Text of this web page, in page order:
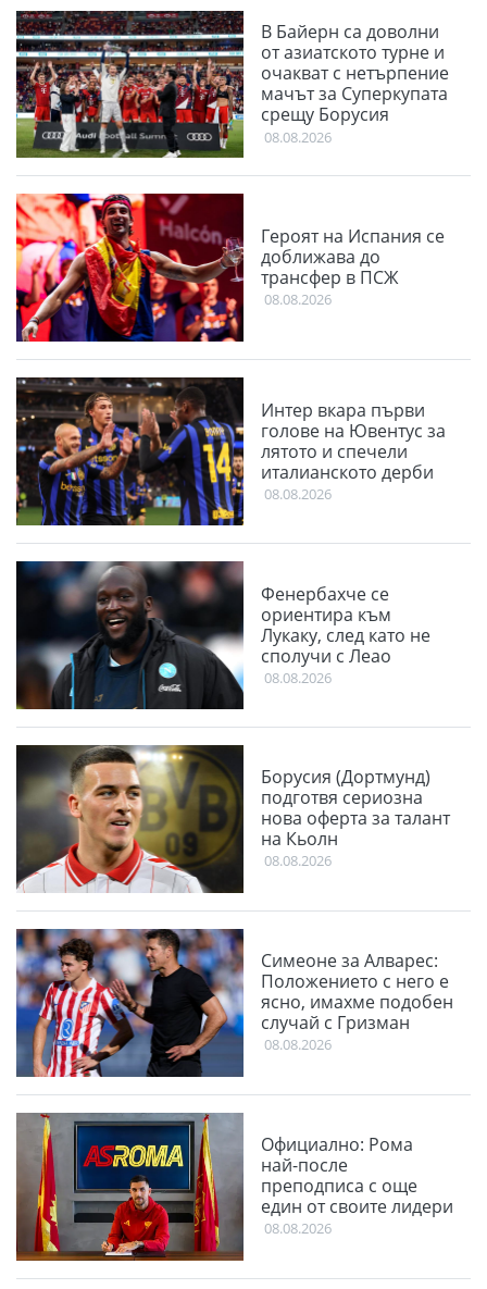
В Байерн са доволни
от азиатското турне и
очакват с нетърпение
мачът за Суперкупата
срещу Борусия
(Дортмунд)
08.08.2026
Героят на Испания се
доближава до
трансфер в ПСЖ
08.08.2026
Интер вкара първи
голове на Ювентус за
лятото и спечели
италианското дерби
08.08.2026
Фенербахче се
ориентира към
Лукаку, след като не
сполучи с Леао
08.08.2026
Борусия (Дортмунд)
подготвя сериозна
нова оферта за талант
на Кьолн
08.08.2026
Симеоне за Алварес:
Положението с него е
ясно, имахме подобен
случай с Гризман
08.08.2026
Официално: Рома
най-после
преподписа с още
един от своите лидери
08.08.2026